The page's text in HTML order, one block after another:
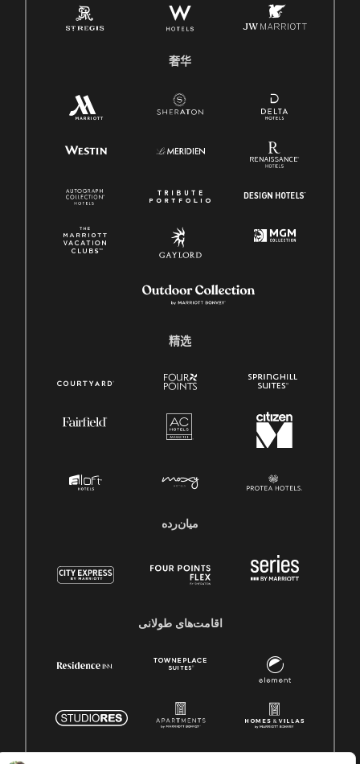
奢华
精选
میان‌رده
اقامت‌های طولانی